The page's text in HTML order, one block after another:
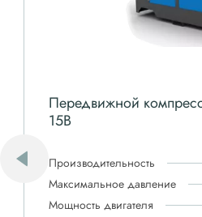
Передвижной
15B
Производительность
Максимальное давление
Мощность двигателя